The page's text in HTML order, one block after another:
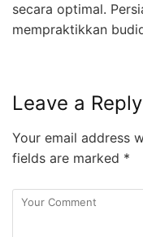
secara optimal.
mempraktikkan
Leave a Reply
Your email address
fields are marked *